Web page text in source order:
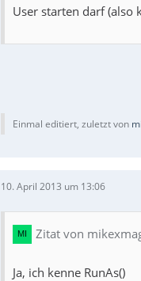
User starten darf (also
Einmal editiert, zuletzt von
10. April 2013 um 13:06
Zitat von
Ja, ich kenne RunAs()